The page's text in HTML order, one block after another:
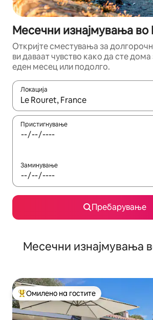
Месечни изнајмувања во
Откријте сместувања за
ви даваат чувство како да сте дома
еден месец или подолго.
Локација
Кога резултатите се достапни,
Пристигнување
Заминување
Пребарување
Месечни изнајмувања
Меѓу најуспешните „Омилени на
Омилено на гостите